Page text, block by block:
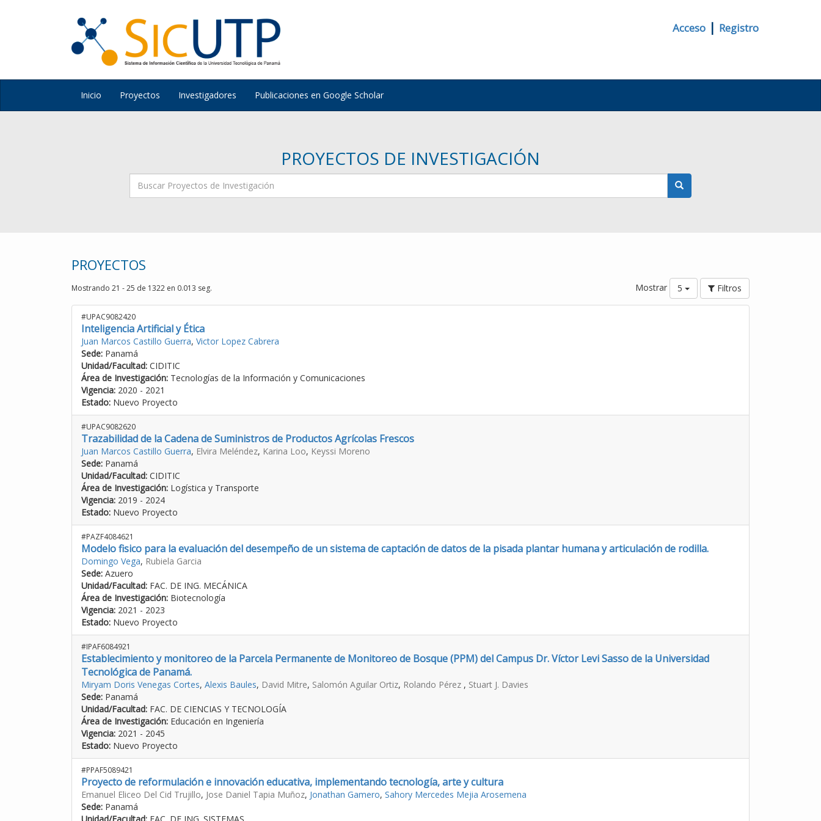
Acceso | Registro
Inicio Proyectos Investigadores Publicaciones en Google Scholar
PROYECTOS DE INVESTIGACIÓN
PROYECTOS
Mostrando 21 - 25 de 1322 en 0.013 seg. Mostrar 5 Filtros
#UPAC9082420
Inteligencia Artificial y Ética
Juan Marcos Castillo Guerra, Victor Lopez Cabrera
Sede: Panamá
Unidad/Facultad: CIDITIC
Área de Investigación: Tecnologías de la Información y Comunicaciones
Vigencia: 2020 - 2021
Estado: Nuevo Proyecto
#UPAC9082620
Trazabilidad de la Cadena de Suministros de Productos Agrícolas Frescos
Juan Marcos Castillo Guerra, Elvira Meléndez, Karina Loo, Keyssi Moreno
Sede: Panamá
Unidad/Facultad: CIDITIC
Área de Investigación: Logística y Transporte
Vigencia: 2019 - 2024
Estado: Nuevo Proyecto
#PAZF4084621
Modelo fisico para la evaluación del desempeño de un sistema de captación de datos de la pisada plantar humana y articulación de rodilla.
Domingo Vega, Rubiela Garcia
Sede: Azuero
Unidad/Facultad: FAC. DE ING. MECÁNICA
Área de Investigación: Biotecnología
Vigencia: 2021 - 2023
Estado: Nuevo Proyecto
#IPAF6084921
Establecimiento y monitoreo de la Parcela Permanente de Monitoreo de Bosque (PPM) del Campus Dr. Víctor Levi Sasso de la Universidad
Tecnológica de Panamá.
Miryam Doris Venegas Cortes, Alexis Baules, David Mitre, Salomón Aguilar Ortiz, Rolando Pérez , Stuart J. Davies
Sede: Panamá
Unidad/Facultad: FAC. DE CIENCIAS Y TECNOLOGÍA
Área de Investigación: Educación en Ingeniería
Vigencia: 2021 - 2045
Estado: Nuevo Proyecto
#PPAF5089421
Proyecto de reformulación e innovación educativa, implementando tecnología, arte y cultura
Emanuel Eliceo Del Cid Trujillo, Jose Daniel Tapia Muñoz, Jonathan Gamero, Sahory Mercedes Mejia Arosemena
Sede: Panamá
Unidad/Facultad: FAC. DE ING. SISTEMAS